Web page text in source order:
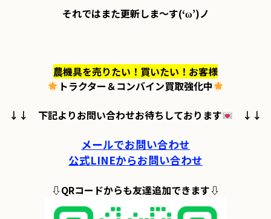
それではまた更新しま～す(‘ω’)ノ
農機具を売りたい！買いたい！お客様
トラクター＆コンバイン買取強化中
↓↓　下記よりお問い合わせお待ちしております
↓↓
メールでお問い合わせ
公式LINEからお問い合わせ